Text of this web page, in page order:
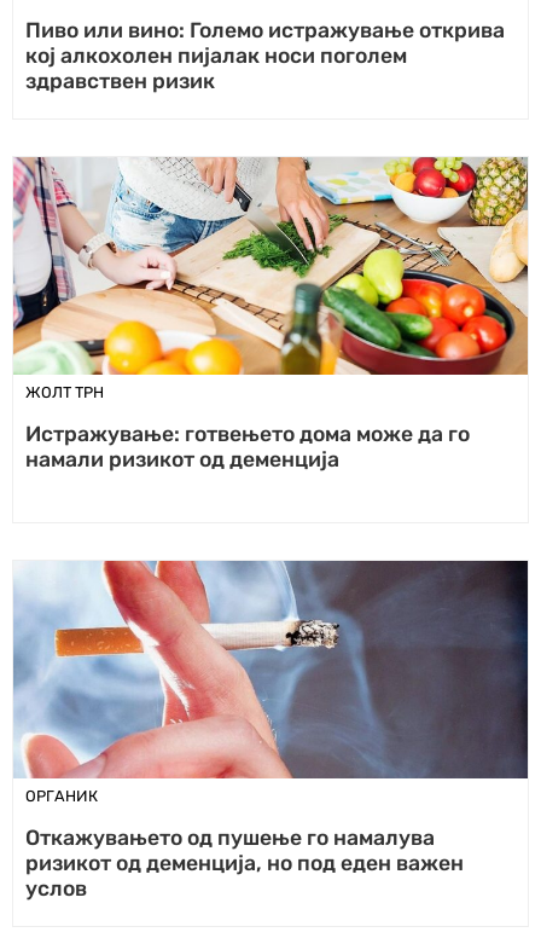
Пиво или вино: Големо истражување открива
кој алкохолен пијалак носи поголем
здравствен ризик
ЖОЛТ ТРН
Истражување: готвењето дома може да го
намали ризикот од деменција
ОРГАНИК
Откажувањето од пушење го намалува
ризикот од деменција, но под еден важен
услов